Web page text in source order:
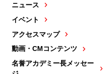
ニュース
イベント
アクセスマップ
動画・CMコンテンツ
名誉アカデミー長メッセー